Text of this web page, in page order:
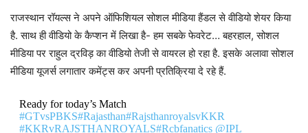
राजस्थान रॉयल्स ने अपने ऑफिशियल सोशल मीडिया हैंडल से वीडियो शेयर किया
है. साथ ही वीडियो के कैप्शन में लिखा है- हम सबके फेवरेट… बहरहाल, सोशल
मीडिया पर राहुल द्रविड़ का वीडियो तेजी से वायरल हो रहा है. इसके अलावा सोशल
मीडिया यूजर्स लगातार कमेंट्स कर अपनी प्रतिक्रिया दे रहे हैं.
Ready for today’s Match
#GTvsPBKS#Rajasthan#RajsthanroyalsvKKR
#KKRvRAJSTHANROYALS#Rcbfanatics @IPL